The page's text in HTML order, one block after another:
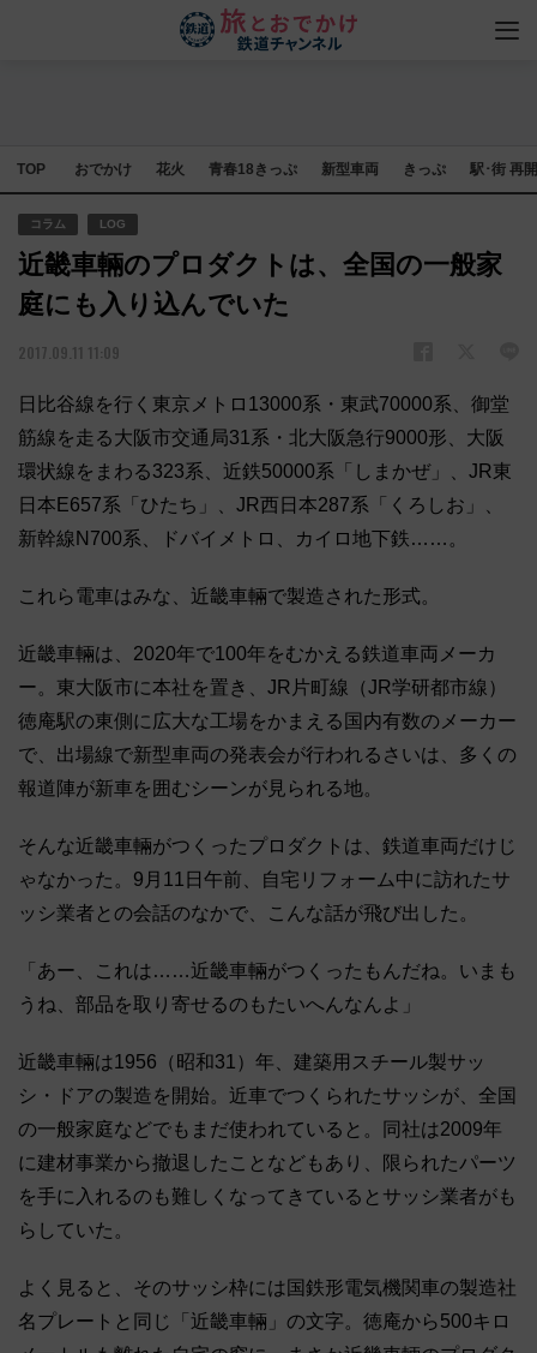
TOP おでかけ 花火 青春18きっぷ 新型車両 きっぷ 駅･街 再
コラム LOG
近畿車輛のプロダクトは、全国の一般家
庭にも入り込んでいた
2017.09.11 11:09
日比谷線を行く東京メトロ13000系・東武70000系、御堂
筋線を走る大阪市交通局31系・北大阪急行9000形、大阪
環状線をまわる323系、近鉄50000系「しまかぜ」、JR東
日本E657系「ひたち」、JR西日本287系「くろしお」、
新幹線N700系、ドバイメトロ、カイロ地下鉄……。
これら電車はみな、近畿車輛で製造された形式。
近畿車輛は、2020年で100年をむかえる鉄道車両メーカ
ー。東大阪市に本社を置き、JR片町線（JR学研都市線）
徳庵駅の東側に広大な工場をかまえる国内有数のメーカー
で、出場線で新型車両の発表会が行われるさいは、多くの
報道陣が新車を囲むシーンが見られる地。
そんな近畿車輛がつくったプロダクトは、鉄道車両だけじ
ゃなかった。9月11日午前、自宅リフォーム中に訪れたサ
ッシ業者との会話のなかで、こんな話が飛び出した。
「あー、これは……近畿車輛がつくったもんだね。いまも
うね、部品を取り寄せるのもたいへんなんよ」
近畿車輛は1956（昭和31）年、建築用スチール製サッ
シ・ドアの製造を開始。近車でつくられたサッシが、全国
の一般家庭などでもまだ使われていると。同社は2009年
に建材事業から撤退したことなどもあり、限られたパーツ
を手に入れるのも難しくなってきているとサッシ業者がも
らしていた。
よく見ると、そのサッシ枠には国鉄形電気機関車の製造社
名プレートと同じ「近畿車輛」の文字。徳庵から500キロ